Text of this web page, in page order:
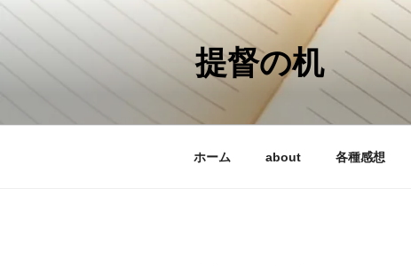
ン
提督の机
ホーム about 各種感想